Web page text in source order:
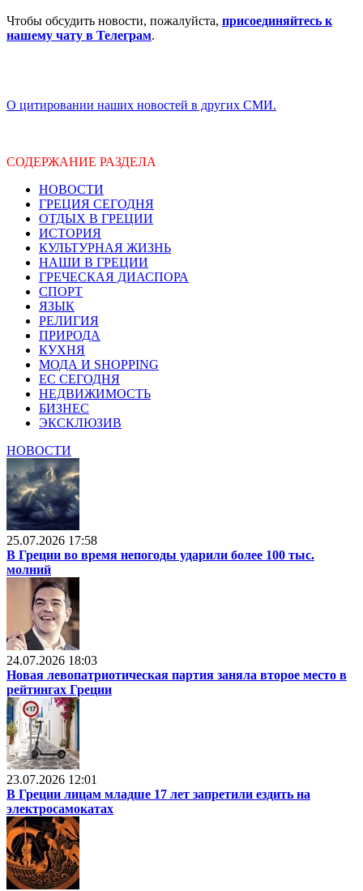
Чтобы обсудить новости, пожалуйста, присоединяйтесь к
нашему чату в Телеграм.
О цитировании наших новостей в других СМИ.
СОДЕРЖАНИЕ РАЗДЕЛА
НОВОСТИ
ГРЕЦИЯ СЕГОДНЯ
ОТДЫХ В ГРЕЦИИ
ИСТОРИЯ
КУЛЬТУРНАЯ ЖИЗНЬ
НАШИ В ГРЕЦИИ
ГРЕЧЕСКАЯ ДИАСПОРА
СПОРТ
ЯЗЫК
РЕЛИГИЯ
ПРИРОДА
КУХНЯ
МОДА И SHOPPING
ЕС СЕГОДНЯ
НЕДВИЖИМОСТЬ
БИЗНЕС
ЭКСКЛЮЗИВ
НОВОСТИ
25.07.2026 17:58
В Греции во время непогоды ударили более 100 тыс.
молний
24.07.2026 18:03
Новая левопатриотическая партия заняла второе место в
рейтингах Греции
23.07.2026 12:01
В Греции лицам младше 17 лет запретили ездить на
электросамокатах